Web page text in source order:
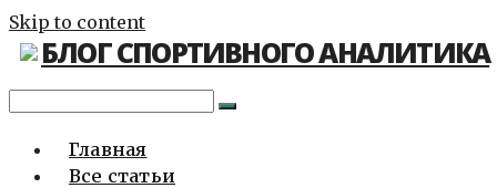
Skip to content
БЛОГ СПОРТИВНОГО АНАЛИТИКА
Главная
Все статьи